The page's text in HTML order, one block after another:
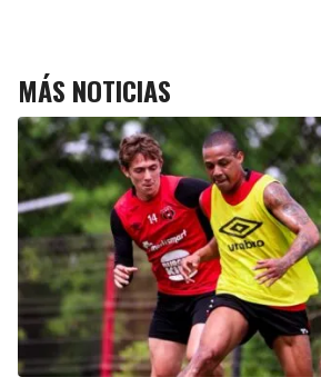
MÁS NOTICIAS